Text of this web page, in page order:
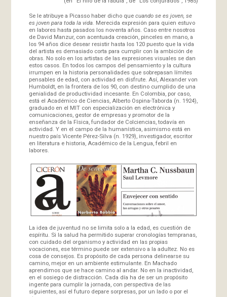
Se le atribuye a Picasso haber dicho que cuando se es joven, se
es joven para toda la vida. Merecida expresión para quien estuvo
en labores hasta pasados los noventa años. Caso entre nosotros
de David Manzur, con acentuada creación, pinceles en mano, a
los 94 años dice desear resistir hasta los 120 puesto que la vida
del artista es demasiado corta para cumplir con la ambición de
obras. No solo en los artistas de las expresiones visuales se dan
estos casos. En todos los campos del pensamiento y la cultura
irrumpen en la historia personalidades que sobrepasan límites
pensables de edad, con actividad en disfrute. Así, Alexander von
Humboldt, en la frontera de los 90, con destino cumplido de una
genialidad de productividad incesante. En Colombia, por caso,
está el Académico de Ciencias, Alberto Ospina-Taborda (n. 1924),
graduado en el MIT con especialización en electrónica y
comunicaciones, gestor de empresas y promotor de la
enseñanza de la Física, fundador de Colciencias, todavía en
actividad. Y en el campo de la humanística, asimismo está en
nuestro país Vicente Pérez-Silva (n. 1929), investigador, escritor
en literatura e historia, Académico de la Lengua, febril en
labores.
La idea de juventud no se limita solo a la edad, es cuestión de
espíritu. Si la salud ha permitido superar cronologías tempranas,
con cuidado del organismo y actividad en las propias
vocaciones, ese término puede ser extensivo a la adultez. No es
cosa de consejos. Es propósito de cada persona delinearse su
camino, mejor en un ambiente estimulante. En Machado
aprendimos que se hace camino al andar. No en la inactividad,
en el sosiego de distracción. Cada día ha de ser un propósito
ingente para cumplir la jornada, con perspectiva de las
siguientes, así el futuro depare sorpresas, por un lado o por el